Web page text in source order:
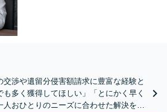
交渉や遺留分侵害額請求に豊富な経験と
多く獲得してほしい」「とにかく早く
おひとりのニーズに合わせた解決を目